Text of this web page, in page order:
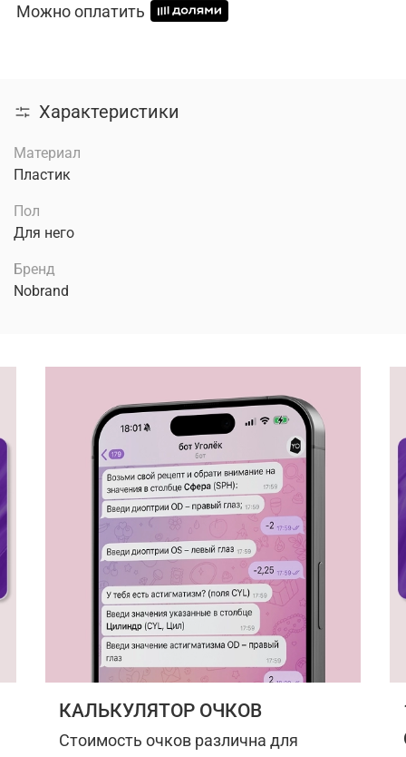
Можно оплатить
Характеристики
Материал
Пластик
Пол
Для него
Бренд
Nobrand
КАЛЬКУЛЯТОР ОЧКОВ
Стоимость очков различна для